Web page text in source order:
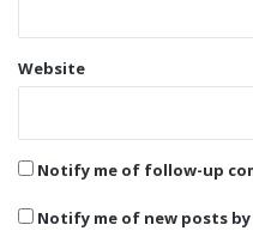
Website
Notify me of follow-up
Notify me of new posts by